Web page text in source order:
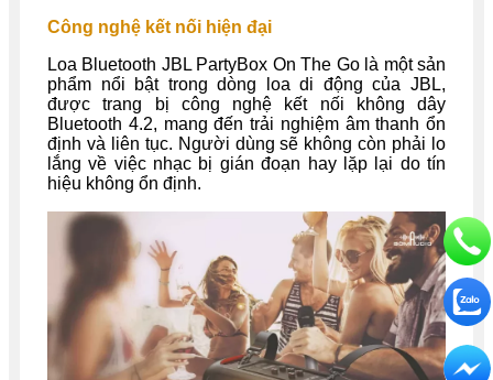
Công nghệ kết nối hiện đại
Loa Bluetooth JBL PartyBox On The Go là một sản
phẩm nổi bật trong dòng loa di động của JBL,
được trang bị công nghệ kết nối không dây
Bluetooth 4.2, mang đến trải nghiệm âm thanh ổn
định và liên tục. Người dùng sẽ không còn phải lo
lắng về việc nhạc bị gián đoạn hay lặp lại do tín
hiệu không ổn định.